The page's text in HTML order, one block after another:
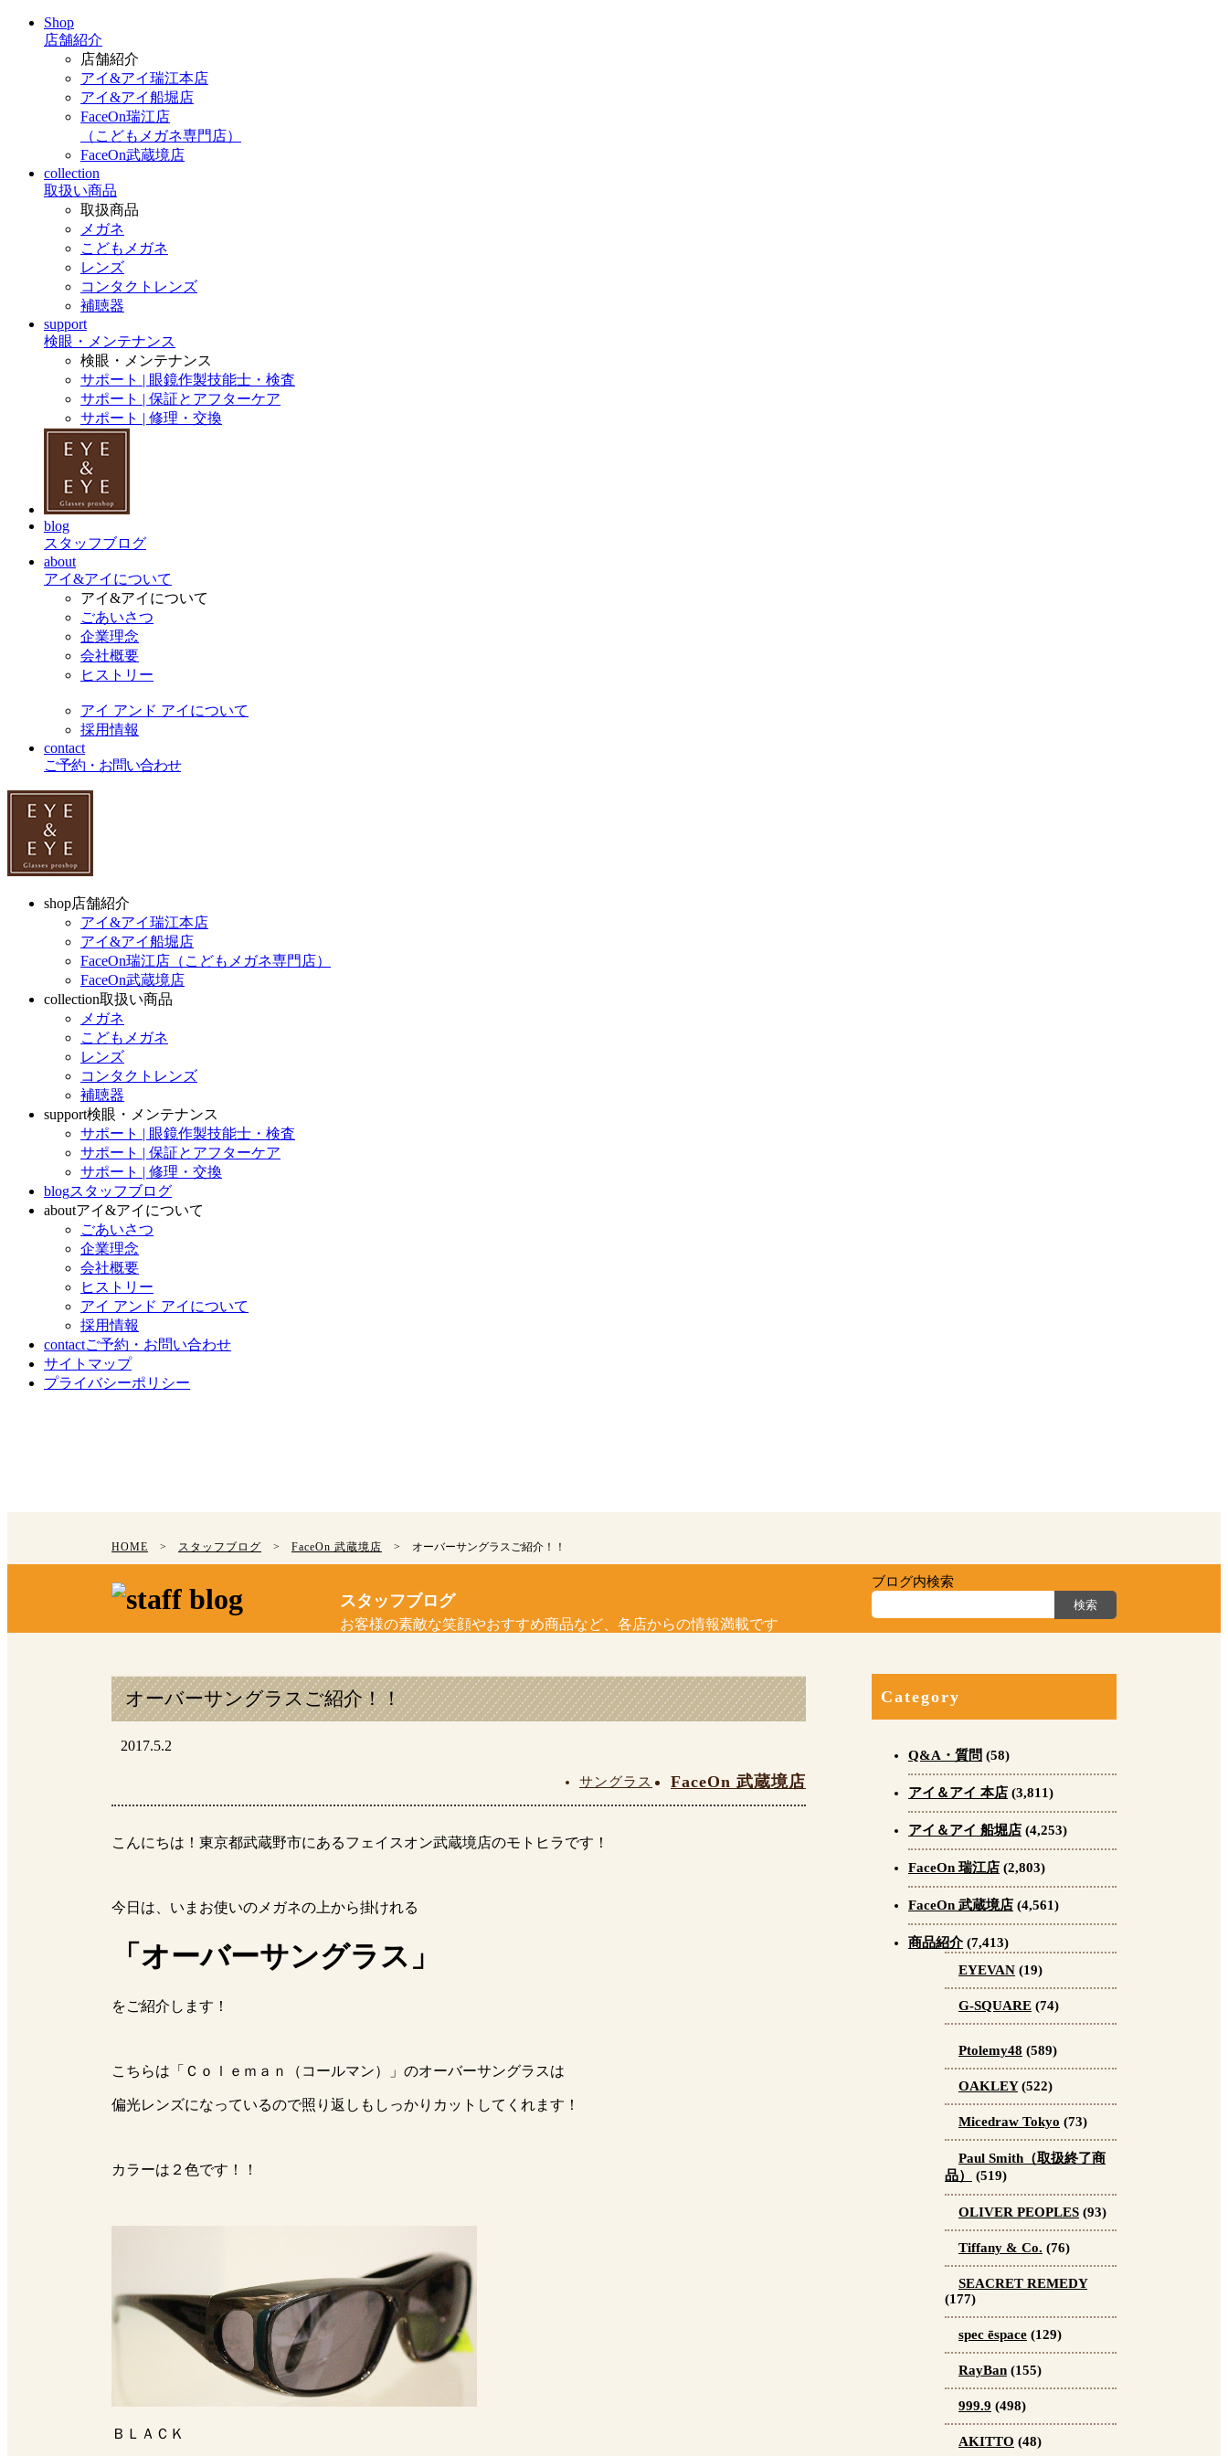
Shop
店舗紹介
店舗紹介
アイ&アイ瑞江本店
アイ&アイ船堀店
FaceOn瑞江店
（こどもメガネ専門店）
FaceOn武蔵境店
collection
取扱い商品
取扱商品
メガネ
こどもメガネ
レンズ
コンタクトレンズ
補聴器
support
検眼・メンテナンス
検眼・メンテナンス
サポート | 眼鏡作製技能士・検査
サポート | 保証とアフターケア
サポート | 修理・交換
blog
スタッフブログ
about
アイ&アイについて
アイ&アイについて
ごあいさつ
企業理念
会社概要
ヒストリー
アイ アンド アイについて
採用情報
contact
ご予約・お問い合わせ
shop店舗紹介
アイ&アイ瑞江本店
アイ&アイ船堀店
FaceOn瑞江店（こどもメガネ専門店）
FaceOn武蔵境店
collection取扱い商品
メガネ
こどもメガネ
レンズ
コンタクトレンズ
補聴器
support検眼・メンテナンス
サポート | 眼鏡作製技能士・検査
サポート | 保証とアフターケア
サポート | 修理・交換
blogスタッフブログ
aboutアイ&アイについて
ごあいさつ
企業理念
会社概要
ヒストリー
アイ アンド アイについて
採用情報
contactご予約・お問い合わせ
サイトマップ
プライバシーポリシー
HOME > スタッフブログ > FaceOn 武蔵境店 > オーバーサングラスご紹介！！
スタッフブログ
お客様の素敵な笑顔やおすすめ商品など、各店からの情報満載です
ブログ内検索
オーバーサングラスご紹介！！
2017.5.2
FaceOn 武蔵境店
サングラス
こんにちは！東京都武蔵野市にあるフェイスオン武蔵境店のモトヒラです！
今日は、いまお使いのメガネの上から掛けれる
「オーバーサングラス」
をご紹介します！
こちらは「Ｃｏｌｅｍａｎ（コールマン）」のオーバーサングラスは
偏光レンズになっているので照り返しもしっかりカットしてくれます！
カラーは２色です！！
ＢＬＡＣＫ
Category
Q&A・質問 (58)
アイ＆アイ 本店 (3,811)
アイ＆アイ 船堀店 (4,253)
FaceOn 瑞江店 (2,803)
FaceOn 武蔵境店 (4,561)
商品紹介(7,413)
EYEVAN (19)
G-SQUARE (74)
Ptolemy48 (589)
OAKLEY(522)
Micedraw Tokyo (73)
Paul Smith（取扱終了商
品）
(519)
OLIVER PEOPLES (93)
Tiffany & Co. (76)
SEACRET REMEDY
(177)
spec ēspace (129)
RayBan (155)
999.9 (498)
AKITTO (48)